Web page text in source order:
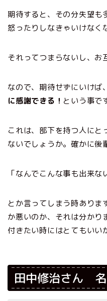
期待すると、その分失望も
怒ったりしなきゃいけなく
それってつまらないし、お
なので、期待せずにいけば、
に感謝できる！ という事で
これは、部下を持つ人にと
ないでしょうか。確かに後
「なんでこんな事も出来な
とか言ってしまう時ありま
か悪いのか、それは分かり
付きたい時にはとてもいい
田中修治さん